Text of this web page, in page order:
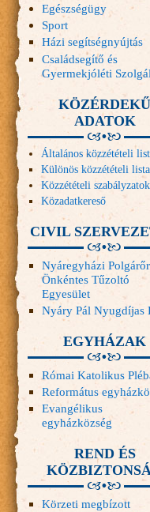
Egészségügy
Sport
Házi segítségnyújtás
Családsegítő és
Gyermekjóléti
KÖZÉRDEKŰ
ADATOK
Általános közzétételi
Különös közzétételi lista
Közzétételi szabályzatok
Közadatkereső
CIVIL
Nyáregyházi
Önkéntes Tűzoltó
Egyesület
Nyáry Pál Nyugdíjas
EGYHÁZAK
Római Katolikus
Református
Evangélikus
egyházközség
REND ÉS
Körzeti megbízott